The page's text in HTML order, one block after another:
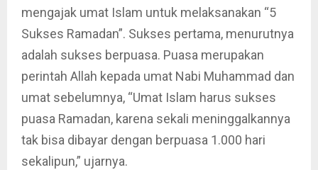
mengajak umat Islam untuk melaksanakan “5
Sukses Ramadan”. Sukses pertama, menurutnya
adalah sukses berpuasa. Puasa merupakan
perintah Allah kepada umat Nabi Muhammad dan
umat sebelumnya, “Umat Islam harus sukses
puasa Ramadan, karena sekali meninggalkannya
tak bisa dibayar dengan berpuasa 1.000 hari
sekalipun,” ujarnya.